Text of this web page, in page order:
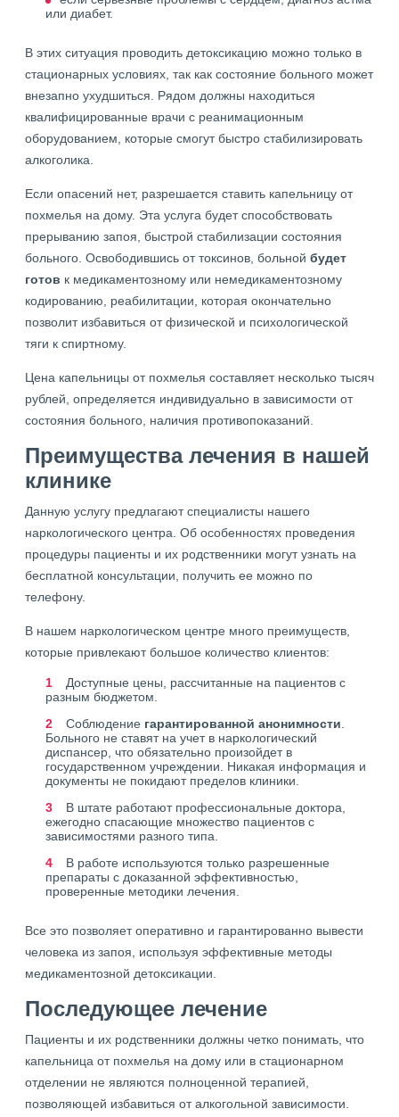
или диабет.
В этих ситуация проводить детоксикацию можно только в
стационарных условиях, так как состояние больного может
внезапно ухудшиться. Рядом должны находиться
квалифицированные врачи с реанимационным
оборудованием, которые смогут быстро стабилизировать
алкоголика.
Если опасений нет, разрешается ставить капельницу от
похмелья на дому. Эта услуга будет способствовать
прерыванию запоя, быстрой стабилизации состояния
больного. Освободившись от токсинов, больной будет
готов к медикаментозному или немедикаментозному
кодированию, реабилитации, которая окончательно
позволит избавиться от физической и психологической
тяги к спиртному.
Цена капельницы от похмелья составляет несколько тысяч
рублей, определяется индивидуально в зависимости от
состояния больного, наличия противопоказаний.
Преимущества лечения в нашей
клинике
Данную услугу предлагают специалисты нашего
наркологического центра. Об особенностях проведения
процедуры пациенты и их родственники могут узнать на
бесплатной консультации, получить ее можно по
телефону.
В нашем наркологическом центре много преимуществ,
которые привлекают большое количество клиентов:
Доступные цены, рассчитанные на пациентов с
разным бюджетом.
Соблюдение гарантированной анонимности
Больного не ставят на учет в наркологический
диспансер, что обязательно произойдет в
государственном учреждении. Никакая информация и
документы не покидают пределов клиники.
В штате работают профессиональные доктора,
ежегодно спасающие множество пациентов с
зависимостями разного типа.
В работе используются только разрешенные
препараты с доказанной эффективностью,
проверенные методики лечения.
Все это позволяет оперативно и гарантированно вывести
человека из запоя, используя эффективные методы
медикаментозной детоксикации.
Последующее лечение
Пациенты и их родственники должны четко понимать, что
капельница от похмелья на дому или в стационарном
отделении не являются полноценной терапией,
позволяющей избавиться от алкогольной зависимости.